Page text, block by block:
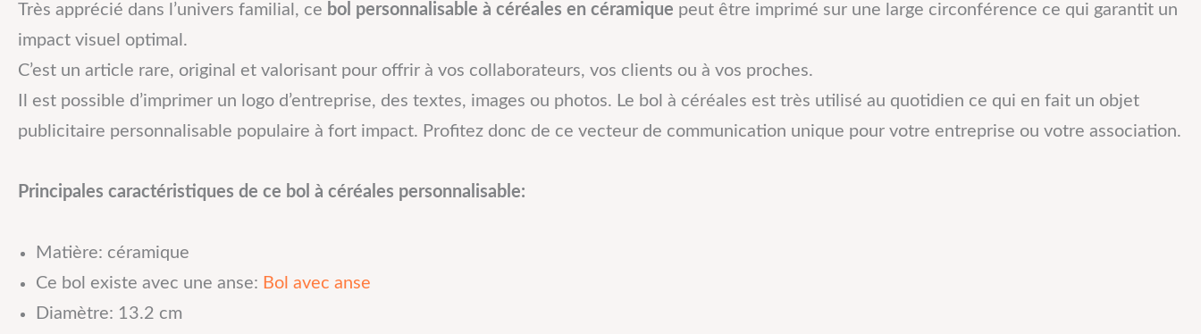
Très apprécié dans l’univers familial, ce bol personnalisable à céréales en céramique peut être imprimé sur une large circonférence ce qui garantit un
impact visuel optimal.
C’est un article rare, original et valorisant pour offrir à vos collaborateurs, vos clients ou à vos proches.
Il est possible d’imprimer un logo d’entreprise, des textes, images ou photos. Le bol à céréales est très utilisé au quotidien ce qui en fait un objet
publicitaire personnalisable populaire à fort impact. Profitez donc de ce vecteur de communication unique pour votre entreprise ou votre association.
Principales caractéristiques de ce bol à céréales personnalisable:
Matière: céramique
Ce bol existe avec une anse: Bol avec anse
Diamètre: 13.2 cm